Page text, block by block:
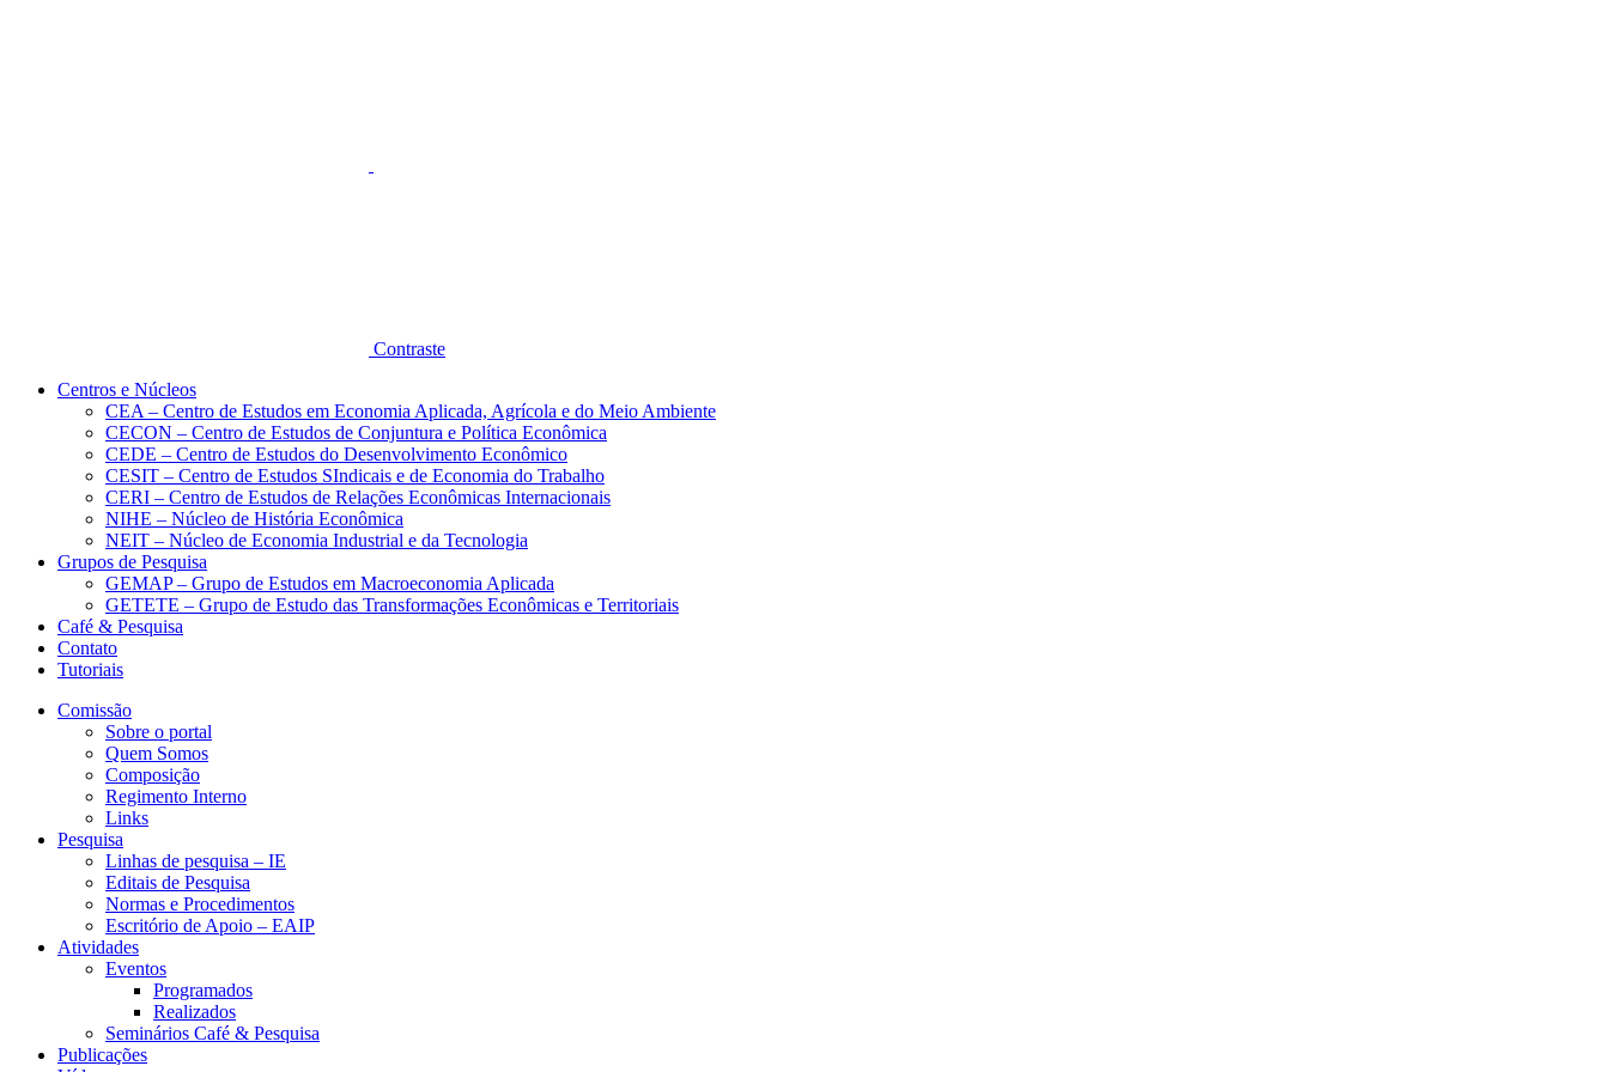
Contraste
Centros e Núcleos
CEA – Centro de Estudos em Economia Aplicada, Agrícola e do Meio Ambiente
CECON – Centro de Estudos de Conjuntura e Política Econômica
CEDE – Centro de Estudos do Desenvolvimento Econômico
CESIT – Centro de Estudos SIndicais e de Economia do Trabalho
CERI – Centro de Estudos de Relações Econômicas Internacionais
NIHE – Núcleo de História Econômica
NEIT – Núcleo de Economia Industrial e da Tecnologia
Grupos de Pesquisa
GEMAP – Grupo de Estudos em Macroeconomia Aplicada
GETETE – Grupo de Estudo das Transformações Econômicas e Territoriais
Café & Pesquisa
Contato
Tutoriais
Comissão
Sobre o portal
Quem Somos
Composição
Regimento Interno
Links
Pesquisa
Linhas de pesquisa – IE
Editais de Pesquisa
Normas e Procedimentos
Escritório de Apoio – EAIP
Atividades
Eventos
Programados
Realizados
Seminários Café & Pesquisa
Publicações